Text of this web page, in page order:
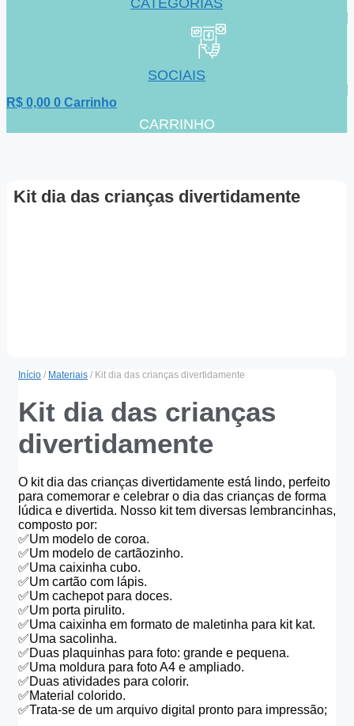
SOCIAIS
R$ 0,00 0 Carrinho
CARRINHO
Kit dia das crianças divertidamente
Início / Materiais / Kit dia das crianças divertidamente
Kit dia das crianças
divertidamente
O kit dia das crianças divertidamente está lindo, perfeito
para comemorar e celebrar o dia das crianças de forma
lúdica e divertida. Nosso kit tem diversas lembrancinhas,
composto por:
✅️Um modelo de coroa.
✅️Um modelo de cartãozinho.
✅️Uma caixinha cubo.
✅️Um cartão com lápis.
✅️Um cachepot para doces.
✅️Um porta pirulito.
✅️Uma caixinha em formato de maletinha para kit kat.
✅️Uma sacolinha.
✅️Duas plaquinhas para foto: grande e pequena.
✅️Uma moldura para foto A4 e ampliado.
✅️Duas atividades para colorir.
✅️Material colorido.
✅️Trata-se de um arquivo digital pronto para impressão;